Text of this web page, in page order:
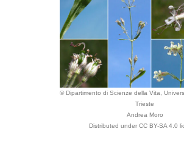
© Dipartimento di Scienze della Vita,
Trieste
Andrea Moro
Distributed under CC BY-SA 4.0